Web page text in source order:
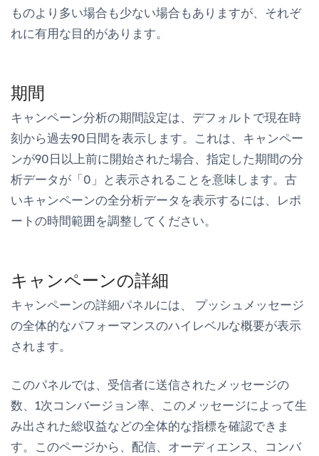
ものより多い場合も少ない場合もありますが、それぞ
れに有用な目的があります。
期間
キャンペーン分析の期間設定は、デフォルトで現在時
刻から過去90日間を表示します。これは、キャンペー
ンが90日以上前に開始された場合、指定した期間の分
析データが「0」と表示されることを意味します。古
いキャンペーンの全分析データを表示するには、レポ
ートの時間範囲を調整してください。
キャンペーンの詳細
キャンペーンの詳細パネルには、 プッシュメッセージ
の全体的なパフォーマンスのハイレベルな概要が表示
されます。
このパネルでは、受信者に送信されたメッセージの
数、1次コンバージョン率、このメッセージによって生
み出された総収益などの全体的な指標を確認できま
す。このページから、配信、オーディエンス、コンバ